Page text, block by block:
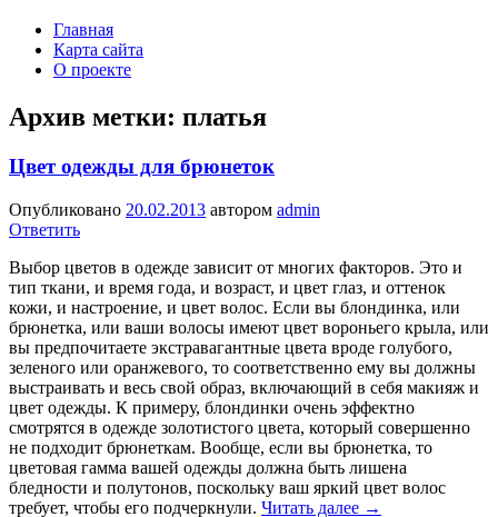
Главная
Карта сайта
О проекте
Архив метки: платья
Цвет одежды для брюнеток
Опубликовано 20.02.2013 автором admin
Ответить
Выбор цветов в одежде зависит от многих факторов. Это и
тип ткани, и время года, и возраст, и цвет глаз, и оттенок
кожи, и настроение, и цвет волос. Если вы блондинка, или
брюнетка, или ваши волосы имеют цвет вороньего крыла, или
вы предпочитаете экстравагантные цвета вроде голубого,
зеленого или оранжевого, то соответственно ему вы должны
выстраивать и весь свой образ, включающий в себя макияж и
цвет одежды. К примеру, блондинки очень эффектно
смотрятся в одежде золотистого цвета, который совершенно
не подходит брюнеткам. Вообще, если вы брюнетка, то
цветовая гамма вашей одежды должна быть лишена
бледности и полутонов, поскольку ваш яркий цвет волос
требует, чтобы его подчеркнули. Читать далее →